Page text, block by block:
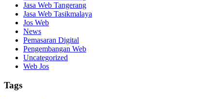
Jasa Web Tangerang
Jasa Web Tasikmalaya
Jos Web
News
Pemasaran Digital
Pengembangan Web
Uncategorized
Web Jos
Tags